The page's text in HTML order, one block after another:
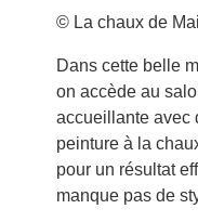
© La chaux de
Dans cette belle
on accède au
accueillante avec
peinture à la
pour un résultat
manque pas de